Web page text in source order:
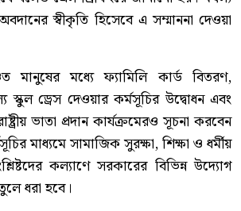
স্বীকৃতি হিসেবে এ সম্মাননা দেওয়া
মানুষের মধ্যে ফ্যামিলি কার্ড বিতরণ,
স্কুল ড্রেস দেওয়ার কর্মসূচির উদ্বোধন এবং
ভাতা প্রদান কার্যক্রমেরও সূচনা করবেন
মাধ্যমে সামাজিক সুরক্ষা, শিক্ষা ও ধর্মীয়
কল্যাণে সরকারের বিভিন্ন উদ্যোগ
ধরা হবে।